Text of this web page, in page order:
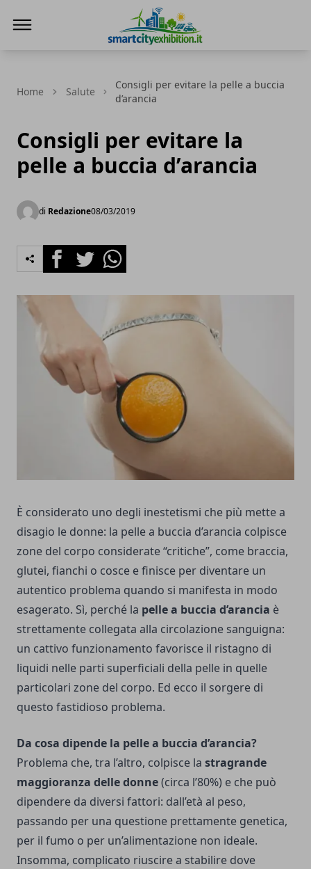
Home Salute
Consigli per evitare la pelle a buccia
d’arancia
Consigli per evitare la
pelle a buccia d’arancia
di Redazione08/03/2019
FacebookTwitterWhatsapp
È considerato uno degli inestetismi che più mette a
disagio le donne: la pelle a buccia d’arancia colpisce
zone del corpo considerate “critiche”, come braccia,
glutei, fianchi o cosce e finisce per diventare un
autentico problema quando si manifesta in modo
esagerato. Sì, perché la pelle a buccia d’arancia è
strettamente collegata alla circolazione sanguigna:
un cattivo funzionamento favorisce il ristagno di
liquidi nelle parti superficiali della pelle in quelle
particolari zone del corpo. Ed ecco il sorgere di
questo fastidioso problema.
Da cosa dipende la pelle a buccia d’arancia?
Problema che, tra l’altro, colpisce la stragrande
maggioranza delle donne(circa l’80%) e che può
dipendere da diversi fattori: dall’età al peso,
passando per una questione prettamente genetica,
per il fumo o per un’alimentazione non ideale.
Insomma, complicato riuscire a stabilire dove